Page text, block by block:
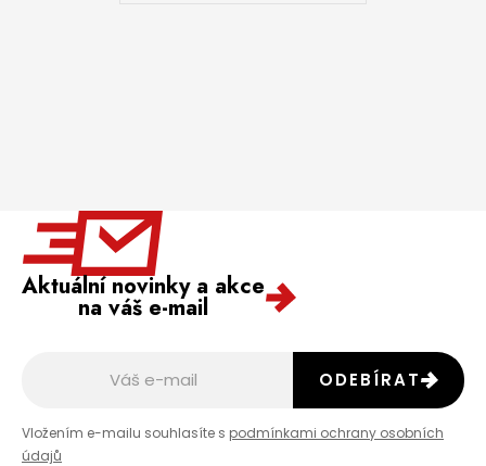
Aktuální novinky a akce
na váš e-mail
Vložením e-mailu souhlasíte s podmínkami ochrany osobních
údajů
ODEBÍRAT